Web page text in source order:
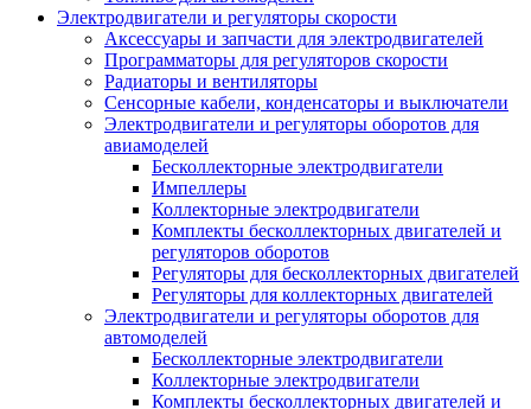
Электродвигатели и регуляторы скорости
Аксессуары и запчасти для электродвигателей
Программаторы для регуляторов скорости
Радиаторы и вентиляторы
Сенсорные кабели, конденсаторы и выключатели
Электродвигатели и регуляторы оборотов для
авиамоделей
Бесколлекторные электродвигатели
Импеллеры
Коллекторные электродвигатели
Комплекты бесколлекторных двигателей и
регуляторов оборотов
Регуляторы для бесколлекторных двигателей
Регуляторы для коллекторных двигателей
Электродвигатели и регуляторы оборотов для
автомоделей
Бесколлекторные электродвигатели
Коллекторные электродвигатели
Комплекты бесколлекторных двигателей и